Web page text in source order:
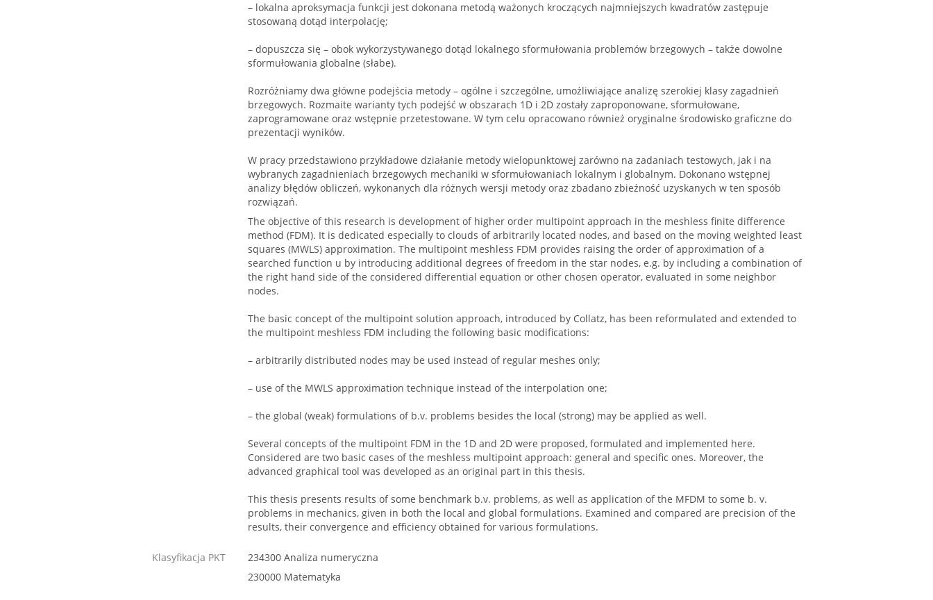
– lokalna aproksymacja funkcji jest dokonana metodą ważonych kroczących najmniejszych kwadratów zastępuje
stosowaną dotąd interpolację;
– dopuszcza się – obok wykorzystywanego dotąd lokalnego sformułowania problemów brzegowych – także dowolne
sformułowania globalne (słabe).
Rozróżniamy dwa główne podejścia metody – ogólne i szczególne, umożliwiające analizę szerokiej klasy zagadnień
brzegowych. Rozmaite warianty tych podejść w obszarach 1D i 2D zostały zaproponowane, sformułowane,
zaprogramowane oraz wstępnie przetestowane. W tym celu opracowano również oryginalne środowisko graficzne do
prezentacji wyników.
W pracy przedstawiono przykładowe działanie metody wielopunktowej zarówno na zadaniach testowych, jak i na
wybranych zagadnieniach brzegowych mechaniki w sformułowaniach lokalnym i globalnym. Dokonano wstępnej
analizy błędów obliczeń, wykonanych dla różnych wersji metody oraz zbadano zbieżność uzyskanych w ten sposób
rozwiązań.
The objective of this research is development of higher order multipoint approach in the meshless finite difference
method (FDM). It is dedicated especially to clouds of arbitrarily located nodes, and based on the moving weighted least
squares (MWLS) approximation. The multipoint meshless FDM provides raising the order of approximation of a
searched function u by introducing additional degrees of freedom in the star nodes, e.g. by including a combination of
the right hand side of the considered differential equation or other chosen operator, evaluated in some neighbor
nodes.
The basic concept of the multipoint solution approach, introduced by Collatz, has been reformulated and extended to
the multipoint meshless FDM including the following basic modifications:
– arbitrarily distributed nodes may be used instead of regular meshes only;
– use of the MWLS approximation technique instead of the interpolation one;
– the global (weak) formulations of b.v. problems besides the local (strong) may be applied as well.
Several concepts of the multipoint FDM in the 1D and 2D were proposed, formulated and implemented here.
Considered are two basic cases of the meshless multipoint approach: general and specific ones. Moreover, the
advanced graphical tool was developed as an original part in this thesis.
This thesis presents results of some benchmark b.v. problems, as well as application of the MFDM to some b. v.
problems in mechanics, given in both the local and global formulations. Examined and compared are precision of the
results, their convergence and efficiency obtained for various formulations.
Klasyfikacja PKT
234300 Analiza numeryczna
230000 Matematyka